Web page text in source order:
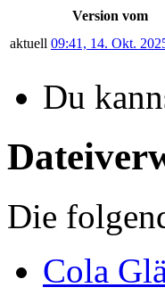
Version vom
aktuell 09:41, 14. Okt.
Du
Die
Cola